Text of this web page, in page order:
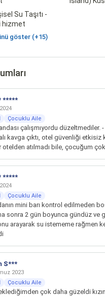
Su Taşıtı -
hizmet
göster (+15)
*****
Çocuklu Aile
çalışmıyordu düzeltmediler.
kavga çıktı, otel güvenliği etkisiz
otelden atılmadı bile, çocuğum
*****
Çocuklu Aile
mini barı kontrol edilmeden
sonra 2 gün boyunca gündüz ve
arayarak su istememe rağmen
S***
2023
Çocuklu Aile
çok daha güzeldi